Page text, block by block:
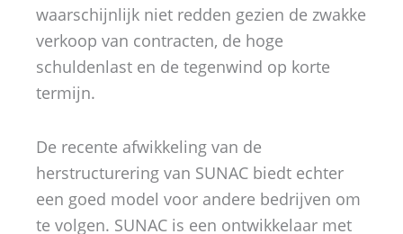
waarschijnlijk niet redden gezien de zwakke
verkoop van contracten, de hoge
schuldenlast en de tegenwind op korte
termijn.
De recente afwikkeling van de
herstructurering van SUNAC biedt echter
een goed model voor andere bedrijven om
te volgen. SUNAC is een ontwikkelaar met